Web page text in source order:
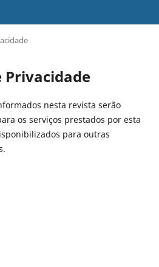
Privacidade
nesta revista serão
os serviços prestados por esta
para outras